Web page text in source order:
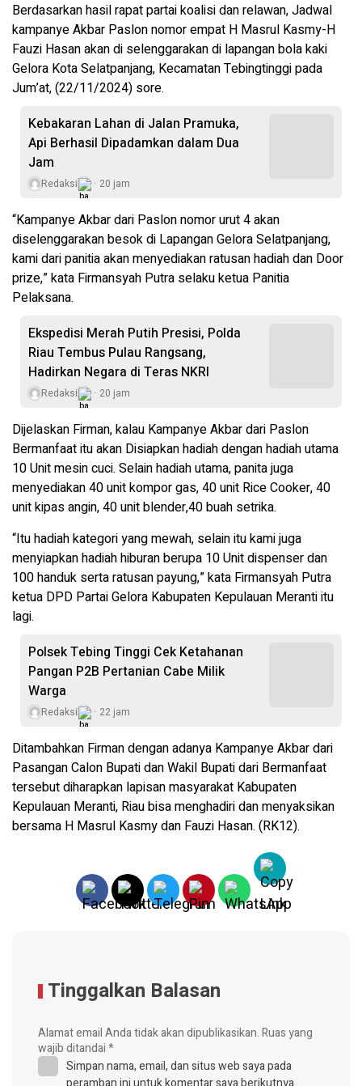
Berdasarkan hasil rapat partai koalisi dan relawan, Jadwal
kampanye Akbar Paslon nomor empat H Masrul Kasmy-H
Fauzi Hasan akan di selenggarakan di lapangan bola kaki
Gelora Kota Selatpanjang, Kecamatan Tebingtinggi pada
Jum’at, (22/11/2024) sore.
Kebakaran Lahan di Jalan Pramuka,
Api Berhasil Dipadamkan dalam Dua
Jam
Redaksi 20 jam
“Kampanye Akbar dari Paslon nomor urut 4 akan
diselenggarakan besok di Lapangan Gelora Selatpanjang,
kami dari panitia akan menyediakan ratusan hadiah dan Door
prize,” kata Firmansyah Putra selaku ketua Panitia
Pelaksana.
Ekspedisi Merah Putih Presisi, Polda
Riau Tembus Pulau Rangsang,
Hadirkan Negara di Teras NKRI
Redaksi 20 jam
Dijelaskan Firman, kalau Kampanye Akbar dari Paslon
Bermanfaat itu akan Disiapkan hadiah dengan hadiah utama
10 Unit mesin cuci. Selain hadiah utama, panita juga
menyediakan 40 unit kompor gas, 40 unit Rice Cooker, 40
unit kipas angin, 40 unit blender,40 buah setrika.
“Itu hadiah kategori yang mewah, selain itu kami juga
menyiapkan hadiah hiburan berupa 10 Unit dispenser dan
100 handuk serta ratusan payung,” kata Firmansyah Putra
ketua DPD Partai Gelora Kabupaten Kepulauan Meranti itu
lagi.
Polsek Tebing Tinggi Cek Ketahanan
Pangan P2B Pertanian Cabe Milik
Warga
Redaksi 22 jam
Ditambahkan Firman dengan adanya Kampanye Akbar dari
Pasangan Calon Bupati dan Wakil Bupati dari Bermanfaat
tersebut diharapkan lapisan masyarakat Kabupaten
Kepulauan Meranti, Riau bisa menghadiri dan menyaksikan
bersama H Masrul Kasmy dan Fauzi Hasan. (RK12).
Tinggalkan Balasan
Alamat email Anda tidak akan dipublikasikan.Ruas yang
wajib ditandai*
Simpan nama, email, dan situs web saya pada